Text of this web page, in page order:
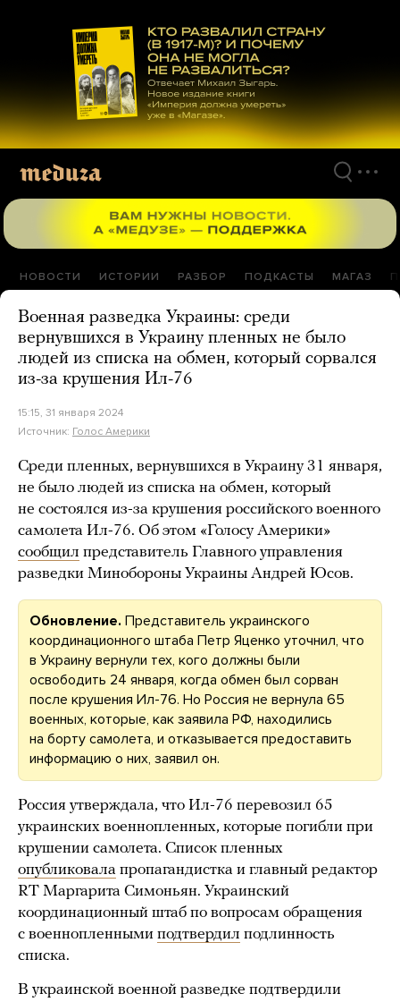
материалам
НОВОСТИ ИСТОРИИ РАЗБОР ПОДКАСТЫ МАГАЗ
Военная разведка Украины: среди
вернувшихся в Украину пленных не было
людей из списка на обмен, который сорвался
из-за крушения Ил-76
15:15, 31 января 2024
Источник: Голос Америки
Среди пленных, вернувшихся в Украину 31 января,
не было людей из списка на обмен, который
не состоялся из-за крушения российского военного
самолета Ил-76. Об этом «Голосу Америки»
сообщил представитель Главного управления
разведки Минобороны Украины Андрей Юсов.
Обновление. Представитель украинского
координационного штаба Петр Яценко уточнил, что
в Украину вернули тех, кого должны были
освободить 24 января, когда обмен был сорван
после крушения Ил-76. Но Россия не вернула 65
военных, которые, как заявила РФ, находились
на борту самолета, и отказывается предоставить
информацию о них, заявил он.
Россия утверждала, что Ил-76 перевозил 65
украинских военнопленных, которые погибли при
крушении самолета. Список пленных
опубликовала пропагандистка и главный редактор
RT Маргарита Симоньян. Украинский
координационный штаб по вопросам обращения
с военнопленными подтвердил подлинность
списка.
В украинской военной разведке подтвердили